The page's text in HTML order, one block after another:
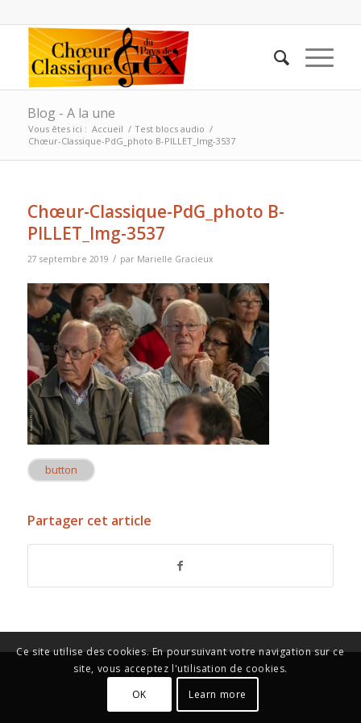
Blog - A la une
Vous êtes ici : Accueil / Test blocs audio /
Chœur-Classique-PdG_photo B-PILLET_Img-3537
Chœur-Classique-PdG_photo B-
PILLET_Img-3537
27 septembre 2019 / par Marielle Gracieux
button
Partager cet article
Ce site utilise des cookies. En poursuivant votre navigation sur ce
site, vous acceptez l'utilisation de cookies.
OK
Learn more